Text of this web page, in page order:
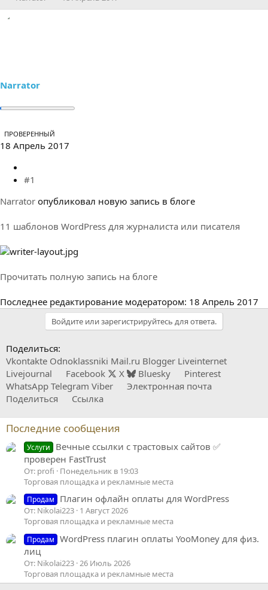
в
ы
а
Narrator
ПРОВЕРЕННЫЙ
18 Апрель 2017
#1
Narrator опубликовал новую запись в блоге
11 шаблонов WordPress для журналиста или писателя
Прочитать полную запись на блоге
Последнее редактирование модератором: 18 Апрель 2017
Войдите или зарегистрируйтесь для ответа.
Поделиться:
Vkontakte Odnoklassniki Mail.ru Blogger Liveinternet
Livejournal
Facebook X Bluesky
Pinterest
WhatsApp Telegram Viber
Электронная почта
Поделиться
Ссылка
Последние сообщения
Услуги
Вечные ссылки с трастовых сайтов ✅
проверен FastTrust
От: profi
Понедельник в 19:03
Торговая площадка и рекламные места
Продам Плагин офлайн оплаты для WordPress
От: Nikolai223 1 Август 2026
Торговая площадка и рекламные места
Продам
WordPress плагин оплаты YooMoney для физ.
лиц
От: Nikolai223 26 Июль 2026
Торговая площадка и рекламные места